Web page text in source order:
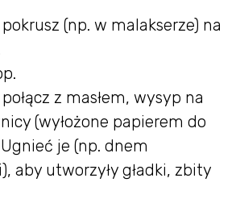
(np. w malakserze) na
z masłem, wysyp na
(wyłożone papierem do
je (np. dnem
aby utworzyły gładki, zbity